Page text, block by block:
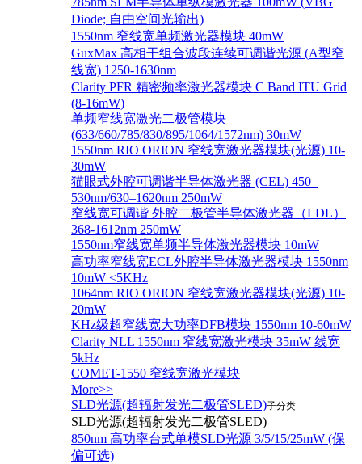
Diode; 自由空间光输出)
1550nm 窄线宽单频激光器模块 40mW
GuxMax 高相干组合波段连续可调谐光源 (A型窄
线宽) 1250-1630nm
Clarity PFR 精密频率激光器模块 C Band ITU Grid
(8-16mW)
单频窄线宽激光二极管模块
(633/660/785/830/895/1064/1572nm) 30mW
1550nm RIO ORION 窄线宽激光器模块(光源) 10-
30mW
猫眼式外腔可调谐半导体激光器 (CEL) 450–
530nm/630–1620nm 250mW
窄线宽可调谐 外腔二极管半导体激光器（LDL）
368-1612nm 250mW
1550nm窄线宽单频半导体激光器模块 10mW
高功率窄线宽ECL外腔半导体激光器模块 1550nm
10mW <5KHz
1064nm RIO ORION 窄线宽激光器模块(光源) 10-
20mW
KHz级超窄线宽大功率DFB模块 1550nm 10-60mW
Clarity NLL 1550nm 窄线宽激光模块 35mW 线宽
5kHz
COMET-1550 窄线宽激光模块
More>>
SLD光源(超辐射发光二极管SLED)子分类
SLD光源(超辐射发光二极管SLED)
850nm 高功率台式单模SLD光源 3/5/15/25mW (保
偏可选)